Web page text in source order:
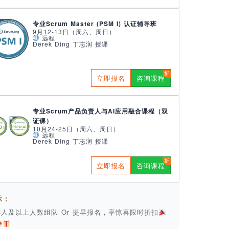
专业Scrum Master (PSM I) 认证辅导班
9月12-13日（周六、周日）
远程
Derek Ding 丁志润 授课
立即报名 咨询课程
专业Scrum产品负责人与AI应用融合课程（双
证课）
10月24-25日（周六、周日）
远程
Derek Ding 丁志润 授课
立即报名 咨询课程
及以上人数组队 Or 提早报名，享惊喜限时折扣